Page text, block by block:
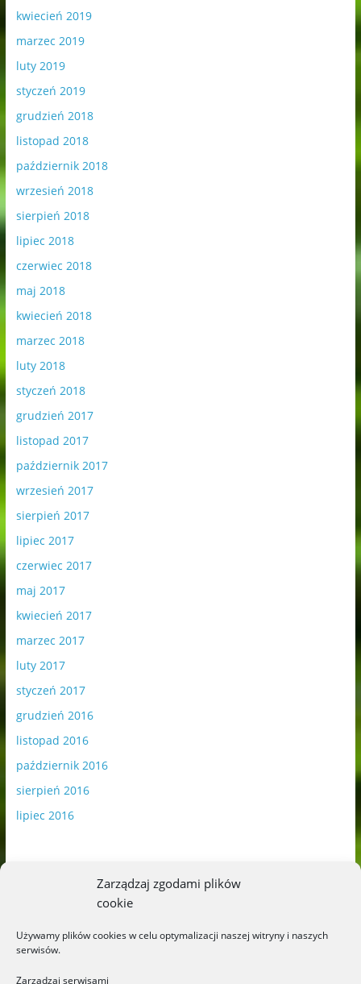
Zarządzaj zgodami plików
cookie
Używamy plików cookies w celu optymalizacji naszej witryny i naszych
serwisów.
Zarządzaj serwisami
kwiecień 2019
marzec 2019
luty 2019
styczeń 2019
grudzień 2018
listopad 2018
październik 2018
wrzesień 2018
sierpień 2018
lipiec 2018
czerwiec 2018
maj 2018
kwiecień 2018
marzec 2018
luty 2018
styczeń 2018
grudzień 2017
listopad 2017
październik 2017
wrzesień 2017
sierpień 2017
lipiec 2017
czerwiec 2017
maj 2017
kwiecień 2017
marzec 2017
luty 2017
styczeń 2017
grudzień 2016
listopad 2016
październik 2016
sierpień 2016
lipiec 2016